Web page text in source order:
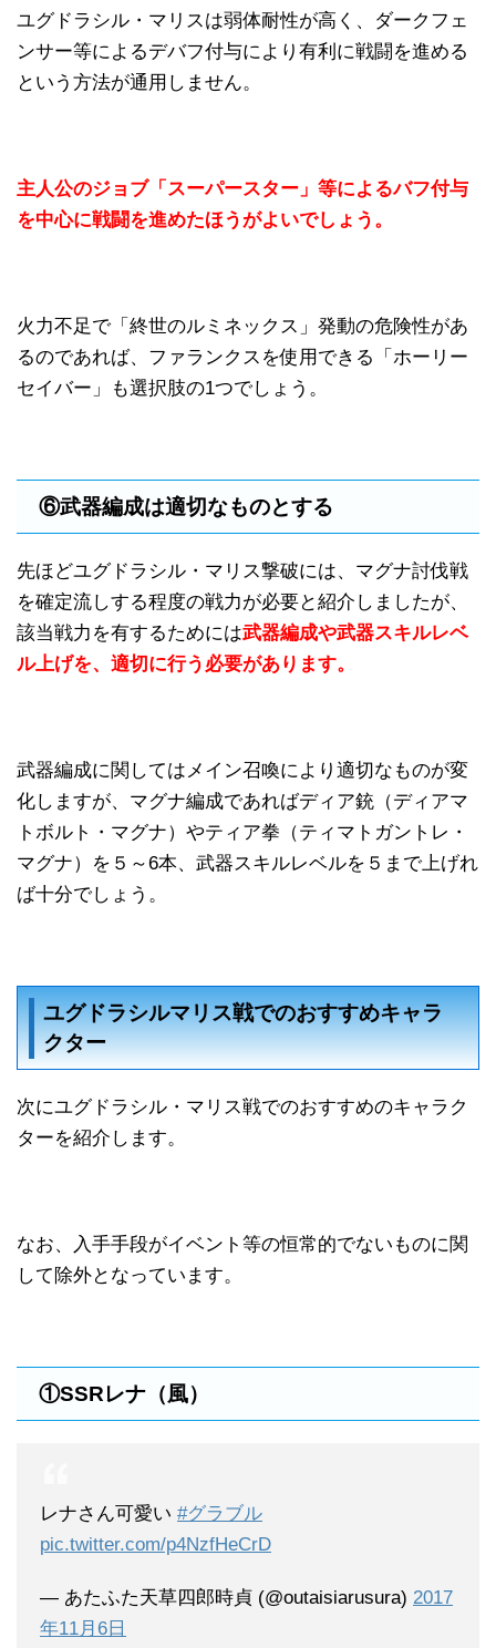
ユグドラシル・マリスは弱体耐性が高く、ダークフェ
ンサー等によるデバフ付与により有利に戦闘を進める
という方法が通用しません。
主人公のジョブ「スーパースター」等によるバフ付与
を中心に戦闘を進めたほうがよいでしょう。
火力不足で「終世のルミネックス」発動の危険性があ
るのであれば、ファランクスを使用できる「ホーリー
セイバー」も選択肢の1つでしょう。
⑥武器編成は適切なものとする
先ほどユグドラシル・マリス撃破には、マグナ討伐戦
を確定流しする程度の戦力が必要と紹介しましたが、
該当戦力を有するためには武器編成や武器スキルレベ
ル上げを、適切に行う必要があります。
武器編成に関してはメイン召喚により適切なものが変
化しますが、マグナ編成であればディア銃（ディアマ
トボルト・マグナ）やティア拳（ティマトガントレ・
マグナ）を５～6本、武器スキルレベルを５まで上げれ
ば十分でしょう。
ユグドラシルマリス戦でのおすすめキャラ
クター
次にユグドラシル・マリス戦でのおすすめのキャラク
ターを紹介します。
なお、入手手段がイベント等の恒常的でないものに関
して除外となっています。
①SSRレナ（風）
レナさん可愛い #グラブル
pic.twitter.com/p4NzfHeCrD
— あたふた天草四郎時貞 (@outaisiarusura) 2017
年11月6日